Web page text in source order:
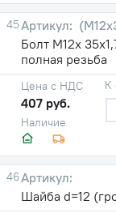
45
Болт М12х
полная резьба
Наличие
Цена с НДС
407 руб.
К
46
Шайба d=12